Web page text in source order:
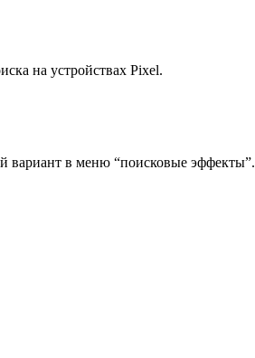
на устройствах Pixel.
вариант в меню “поисковые эффекты”.